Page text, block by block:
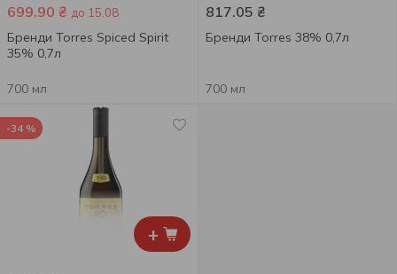
699.90 ₴ до 15.08
Бренди Torres Spiced Spirit
35% 0,7л
700 мл
817.05 ₴
Бренди Torres 38% 0,7л
700 мл
+
-34 %